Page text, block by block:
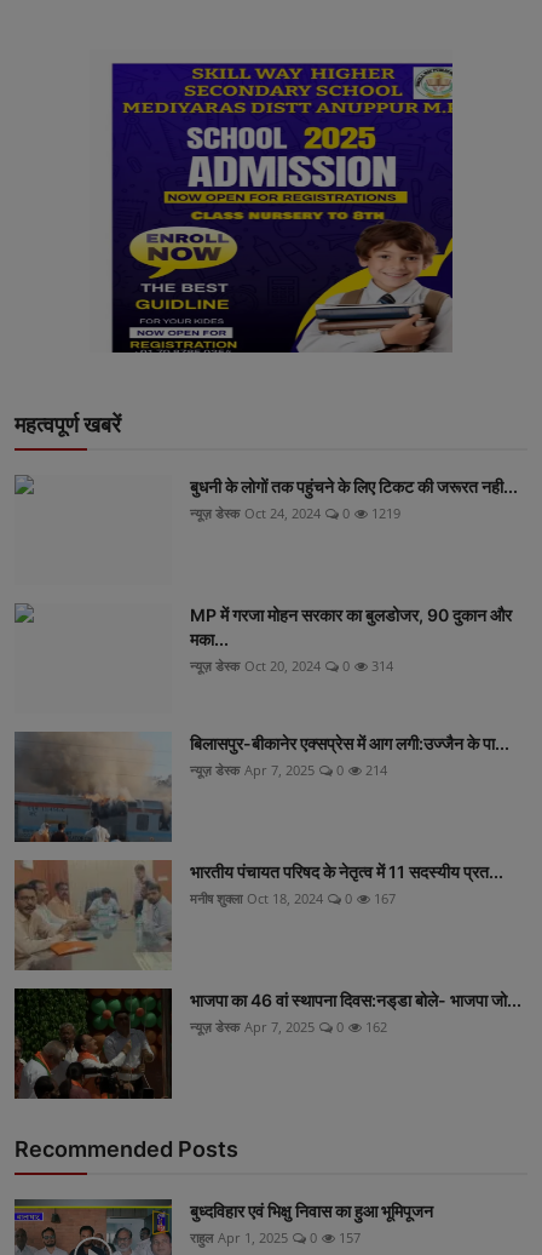
महत्वपूर्ण खबरें
बुधनी के लोगों तक पहुंचने के लिए टिकट की जरूरत नही...
न्यूज़ डेस्क Oct 24, 2024 0 1219
MP में गरजा मोहन सरकार का बुलडोजर, 90 दुकान और
मका...
न्यूज़ डेस्क Oct 20, 2024 0 314
बिलासपुर-बीकानेर एक्सप्रेस में आग लगी:उज्जैन के पा...
न्यूज़ डेस्क Apr 7, 2025 0 214
भारतीय पंचायत परिषद के नेतृत्व में 11 सदस्यीय प्रत...
मनीष शुक्ला Oct 18, 2024 0 167
भाजपा का 46 वां स्थापना दिवस:नड्‌डा बोले- भाजपा जो...
न्यूज़ डेस्क Apr 7, 2025 0 162
Recommended Posts
बुध्दविहार एवं भिक्षु निवास का हुआ भूमिपूजन
राहुल Apr 1, 2025 0 157